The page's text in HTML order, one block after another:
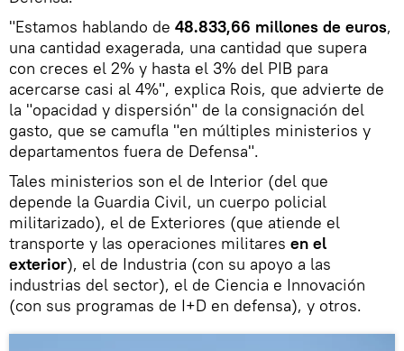
"Estamos hablando de 48.833,66 millones de euros,
una cantidad exagerada, una cantidad que supera
con creces el 2% y hasta el 3% del PIB para
acercarse casi al 4%", explica Rois, que advierte de
la "opacidad y dispersión" de la consignación del
gasto, que se camufla "en múltiples ministerios y
departamentos fuera de Defensa".
Tales ministerios son el de Interior (del que
depende la Guardia Civil, un cuerpo policial
militarizado), el de Exteriores (que atiende el
transporte y las operaciones militares en el
exterior), el de Industria (con su apoyo a las
industrias del sector), el de Ciencia e Innovación
(con sus programas de I+D en defensa), y otros.